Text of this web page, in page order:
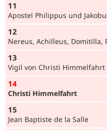
11
Apostel Philippus und
12
Nereus, Achilleus, Domitilla,
13
Vigil von Christi Himmelfahrt
14
Christi Himmelfahrt
15
Jean Baptiste de la Salle